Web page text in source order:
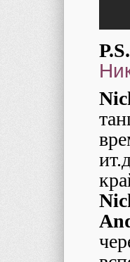
P.S.